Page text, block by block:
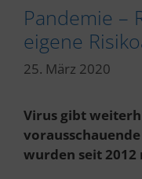
Pandemie –
eigene
25. März 2020
Virus gibt
wurden seit 2012